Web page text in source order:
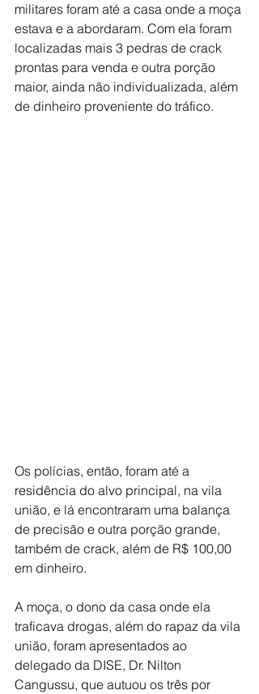
militares foram até a casa onde a moça
estava e a abordaram. Com ela foram
localizadas mais 3 pedras de crack
prontas para venda e outra porção
maior, ainda não individualizada, além
de dinheiro proveniente do tráfico.
Os polícias, então, foram até a
residência do alvo principal, na vila
união, e lá encontraram uma balança
de precisão e outra porção grande,
também de crack, além de R$ 100,00
em dinheiro.
A moça, o dono da casa onde ela
traficava drogas, além do rapaz da vila
união, foram apresentados ao
delegado da DISE, Dr. Nilton
Cangussu, que autuou os três por